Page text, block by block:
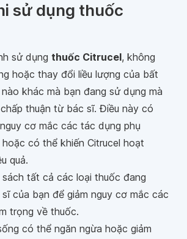
sử dụng thuốc
sử dụng thuốc Citrucel, không
hoặc thay đổi liều lượng của bất
khác mà bạn đang sử dụng mà
thuận từ bác sĩ. Điều này có
cơ mắc các tác dụng phụ
có thể khiến Citrucel hoạt
quả.
sách tất cả các loại thuốc đang
của bạn để giảm nguy cơ mắc các
trọng về thuốc.
có thể ngăn ngừa hoặc giảm